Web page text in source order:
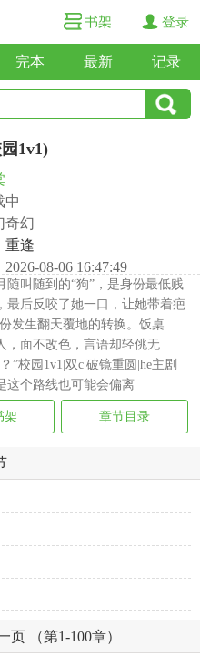
书架 登录
完本 最新 记录
1v1)
中
奇幻
重逢
08-06 16:47:49
叫随到的“狗”，是身份最低贱
最后反咬了她一口，让她带着疤
发生翻天覆地的转换。饭桌
，面不改色，言语却轻佻无
”校园1v1|双c|破镜重圆|he主剧
这个路线也可能会偏离
架 章节目录
页 （第1-100章）